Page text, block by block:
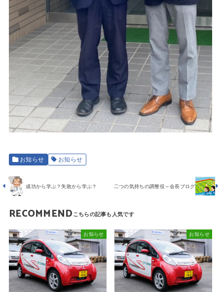
お知らせ お知らせ
二つの気持ちの調整役～会長ブログ
成功から学ぶ？失敗から学ぶ？
RECOMMEND
お知らせ お知らせ